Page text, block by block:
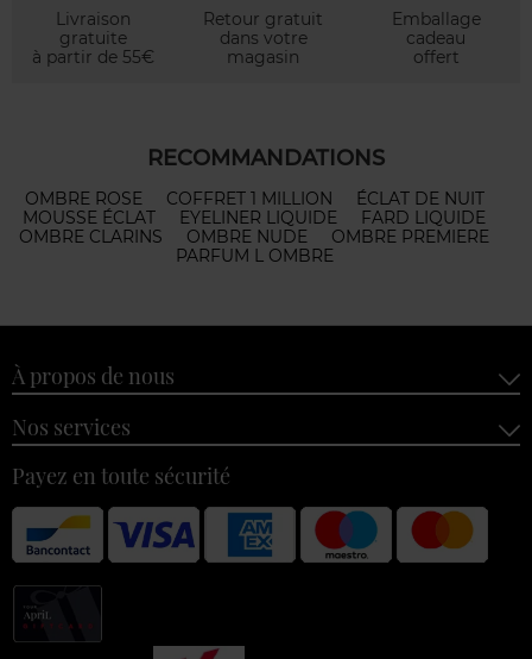
Livraison
gratuite
à partir de 55€
Retour gratuit
dans votre
magasin
Emballage
cadeau
offert
RECOMMANDATIONS
OMBRE ROSE COFFRET 1 MILLION
ÉCLAT DE NUIT
MOUSSE ÉCLAT
EYELINER LIQUIDE
FARD LIQUIDE
OMBRE CLARINS
OMBRE NUDE
OMBRE PREMIERE
PARFUM L OMBRE
À propos de nous
Nos services
Payez en toute sécurité